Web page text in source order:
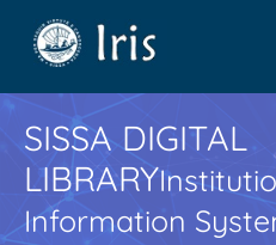
SISSA DIGITAL
LIBRARY
Information